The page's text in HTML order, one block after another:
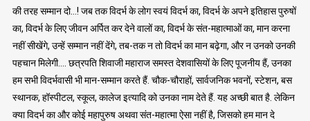
की तरह सम्मान दो…! जब तक विदर्भ के लोग स्वयं विदर्भ का, विदर्भ के अपने इतिहास पुरुषों
का, विदर्भ के लिए जीवन अर्पित कर देने वालों का, विदर्भ के संत-महात्माओं का, मान करना
नहीं सीखेंगे, उन्हें सम्मान नहीं देंगे, तब-तक न तो विदर्भ का मान बढ़ेगा, और न उनको उनकी
पहचान मिलेगी…. छत्रपति शिवाजी महाराज समस्त देशवासियों के लिए पूजनीय हैं, उनका
हम सभी विदर्भवासी भी मान-सम्मान करते हैं. चौक-चौराहों, सार्वजनिक भवनों, स्टेशन, बस
स्थानक, हॉस्पीटल, स्कूल, कालेज इत्यादि को उनका नाम देते हैं. यह अच्छी बात है. लेकिन
क्या विदर्भ का और कोई महापुरुष अथवा संत-महात्मा ऐसा नहीं है, जिसको हम मान दे